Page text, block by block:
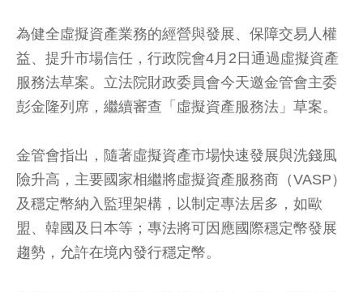
為健全虛擬資產業務的經營與發展、保障交易人權
益、提升市場信任，行政院會4月2日通過虛擬資產
服務法草案。立法院財政委員會今天邀金管會主委
彭金隆列席，繼續審查「虛擬資產服務法」草案。
金管會指出，隨著虛擬資產市場快速發展與洗錢風
險升高，主要國家相繼將虛擬資產服務商（VASP）
及穩定幣納入監理架構，以制定專法居多，如歐
盟、韓國及日本等；專法將可因應國際穩定幣發展
趨勢，允許在境內發行穩定幣。